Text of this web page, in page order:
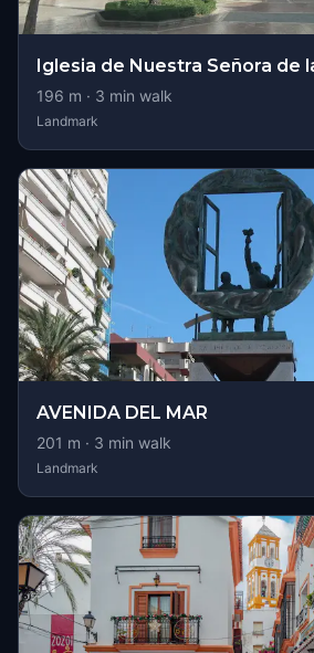
Iglesia de Nuestra Señora de
196 m · 3 min walk
Landmark
AVENIDA DEL MAR
201 m · 3 min walk
Landmark